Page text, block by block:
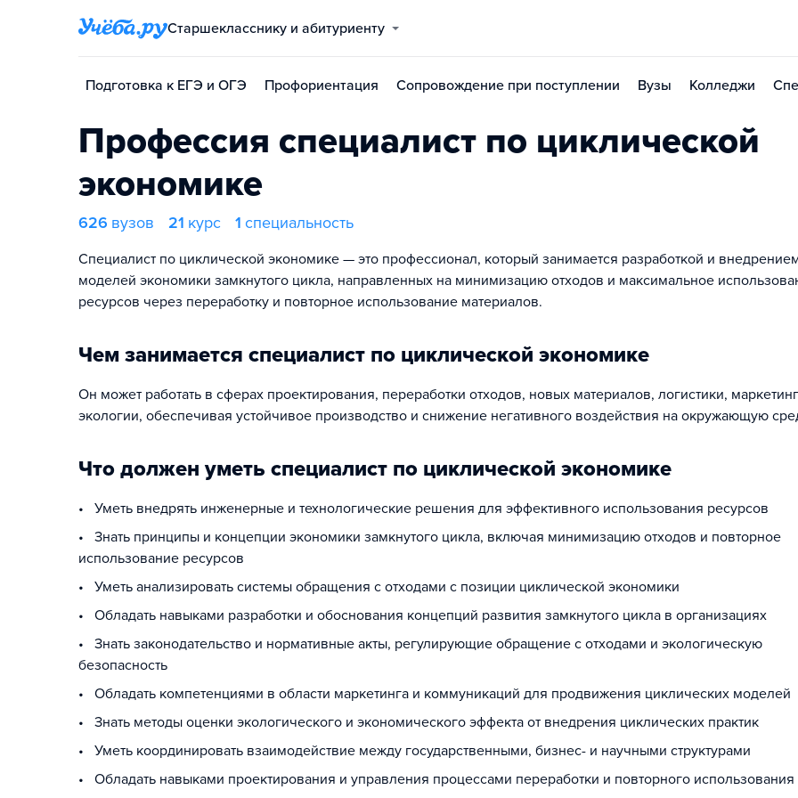
Старшекласснику и абитуриенту
Подготовка к ЕГЭ и ОГЭ Профориентация Сопровождение при поступлении Вузы Колледжи
Профессия специалист по циклической
экономике
626 вузов 21 курс 1 специальность
Специалист по циклической экономике — это профессионал, который занимается разработкой и
моделей экономики замкнутого цикла, направленных на минимизацию отходов и максимальное
ресурсов через переработку и повторное использование материалов.
Чем занимается специалист по циклической экономике
Он может работать в сферах проектирования, переработки отходов, новых материалов, логистики,
экологии, обеспечивая устойчивое производство и снижение негативного воздействия на окружающую
Что должен уметь специалист по циклической экономике
• Уметь внедрять инженерные и технологические решения для эффективного использования ресурсов
• Знать принципы и концепции экономики замкнутого цикла, включая минимизацию отходов и повторное
использование ресурсов
• Уметь анализировать системы обращения с отходами с позиции циклической экономики
• Обладать навыками разработки и обоснования концепций развития замкнутого цикла в организациях
• Знать законодательство и нормативные акты, регулирующие обращение с отходами и экологическую
безопасность
• Обладать компетенциями в области маркетинга и коммуникаций для продвижения циклических моделей
• Знать методы оценки экологического и экономического эффекта от внедрения циклических практик
• Уметь координировать взаимодействие между государственными, бизнес- и научными структурами
• Обладать навыками проектирования и управления процессами переработки и повторного использования